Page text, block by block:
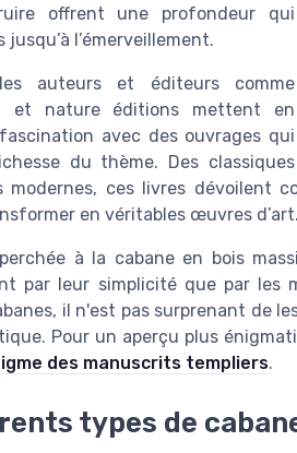
offrent une profondeur qui
l’émerveillement.
auteurs et éditeurs comme
et nature éditions mettent en
avec des ouvrages qui
du thème. Des classiques
modernes, ces livres dévoilent
en véritables œuvres d’art.
à la cabane en bois
par leur simplicité que par les
il n'est pas surprenant de
Pour un aperçu plus
des manuscrits templiers.
types de